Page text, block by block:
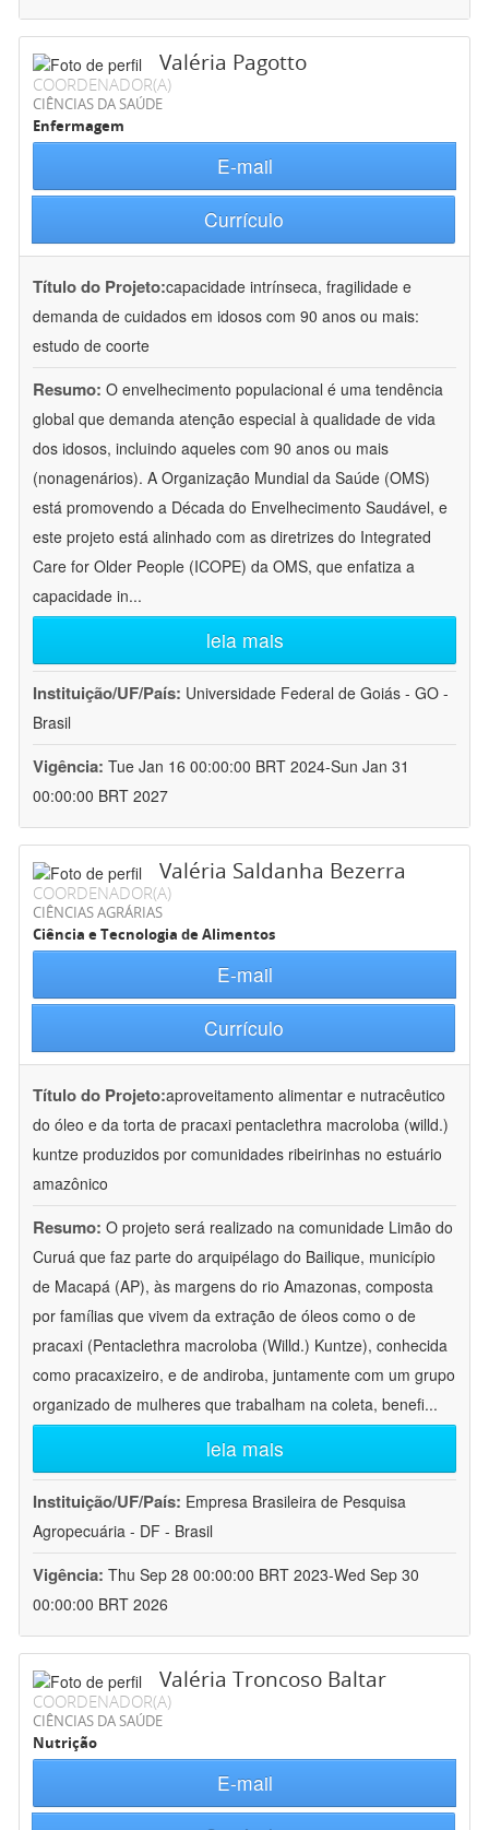
Valéria Pagotto
COORDENADOR(A)
CIÊNCIAS DA SAÚDE
Enfermagem
E-mail
Currículo
Título do Projeto:capacidade intrínseca, fragilidade e
demanda de cuidados em idosos com 90 anos ou mais:
estudo de coorte
Resumo: O envelhecimento populacional é uma tendência
global que demanda atenção especial à qualidade de vida
dos idosos, incluindo aqueles com 90 anos ou mais
(nonagenários). A Organização Mundial da Saúde (OMS)
está promovendo a Década do Envelhecimento Saudável, e
este projeto está alinhado com as diretrizes do Integrated
Care for Older People (ICOPE) da OMS, que enfatiza a
capacidade in...
leia mais
Instituição/UF/País: Universidade Federal de Goiás - GO -
Brasil
Vigência: Tue Jan 16 00:00:00 BRT 2024-Sun Jan 31
00:00:00 BRT 2027
Valéria Saldanha Bezerra
COORDENADOR(A)
CIÊNCIAS AGRÁRIAS
Ciência e Tecnologia de Alimentos
E-mail
Currículo
Título do Projeto:aproveitamento alimentar e nutracêutico
do óleo e da torta de pracaxi pentaclethra macroloba (willd.)
kuntze produzidos por comunidades ribeirinhas no estuário
amazônico
Resumo: O projeto será realizado na comunidade Limão do
Curuá que faz parte do arquipélago do Bailique, município
de Macapá (AP), às margens do rio Amazonas, composta
por famílias que vivem da extração de óleos como o de
pracaxi (Pentaclethra macroloba (Willd.) Kuntze), conhecida
como pracaxizeiro, e de andiroba, juntamente com um grupo
organizado de mulheres que trabalham na coleta, benefi...
leia mais
Instituição/UF/País: Empresa Brasileira de Pesquisa
Agropecuária - DF - Brasil
Vigência: Thu Sep 28 00:00:00 BRT 2023-Wed Sep 30
00:00:00 BRT 2026
Valéria Troncoso Baltar
COORDENADOR(A)
CIÊNCIAS DA SAÚDE
Nutrição
E-mail